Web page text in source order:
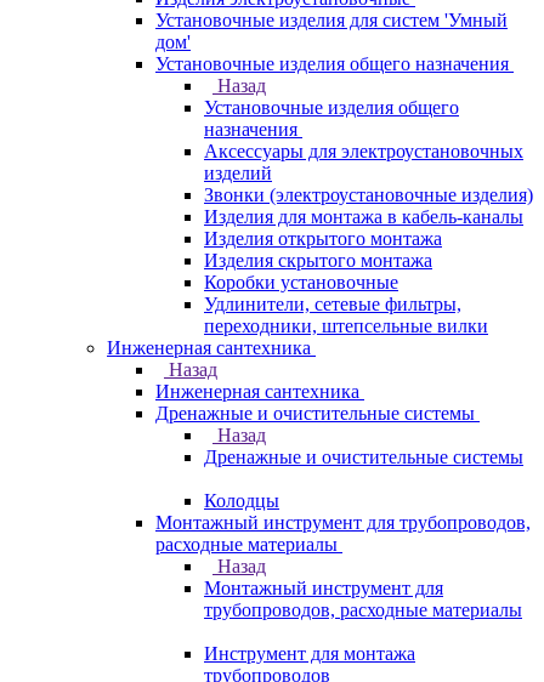
Установочные изделия для систем 'Умный
дом'
Установочные изделия общего назначения
Назад
Установочные изделия общего
назначения
Аксессуары для электроустановочных
изделий
Звонки (электроустановочные изделия)
Изделия для монтажа в кабель-каналы
Изделия открытого монтажа
Изделия скрытого монтажа
Коробки установочные
Удлинители, сетевые фильтры,
переходники, штепсельные вилки
Инженерная сантехника
Назад
Инженерная сантехника
Дренажные и очистительные системы
Назад
Дренажные и очистительные системы
Колодцы
Монтажный инструмент для трубопроводов,
расходные материалы
Назад
Монтажный инструмент для
трубопроводов, расходные материалы
Инструмент для монтажа
трубопроводов